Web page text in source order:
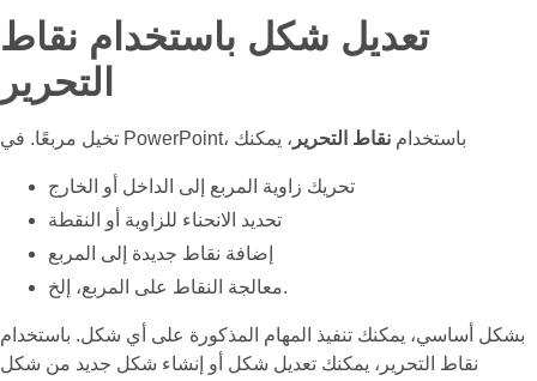
تعديل شكل باستخدام نقاط
التحرير
تخيل مربعًا. في PowerPoint، باستخدام نقاط التحرير ، يمكنك
تحريك زاوية المربع إلى الداخل أو الخارج
تحديد الانحناء للزاوية أو النقطة
إضافة نقاط جديدة إلى المربع
معالجة النقاط على المربع، إلخ.
بشكل أساسي، يمكنك تنفيذ المهام المذكورة على أي شكل. باستخدام
نقاط التحرير، يمكنك تعديل شكل أو إنشاء شكل جديد من شكل